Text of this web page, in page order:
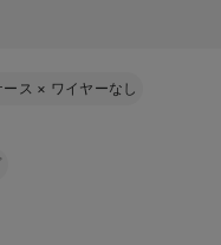
ース × ワイヤーなし